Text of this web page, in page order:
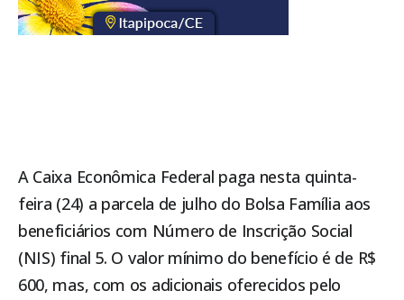
A Caixa Econômica Federal paga nesta quinta-
feira (24) a parcela de julho do Bolsa Família aos
beneficiários com Número de Inscrição Social
(NIS) final 5. O valor mínimo do benefício é de R$
600, mas, com os adicionais oferecidos pelo